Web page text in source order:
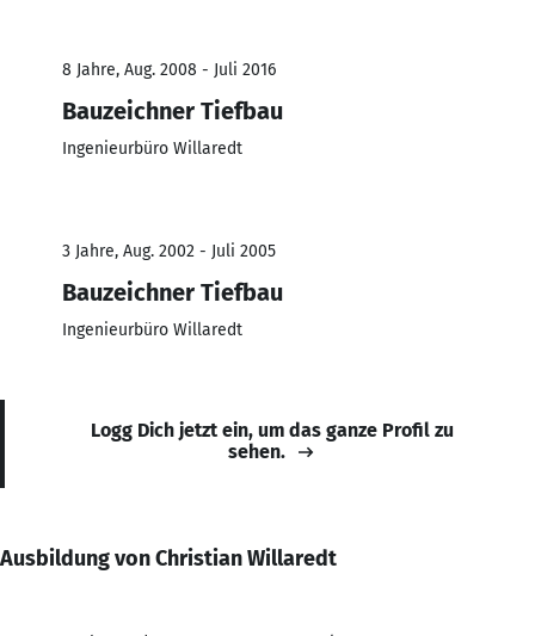
8 Jahre, Aug. 2008 - Juli 2016
Bauzeichner Tiefbau
Ingenieurbüro Willaredt
3 Jahre, Aug. 2002 - Juli 2005
Bauzeichner Tiefbau
Ingenieurbüro Willaredt
Logg Dich jetzt ein, um das ganze Profil zu
sehen.
Ausbildung von Christian Willaredt